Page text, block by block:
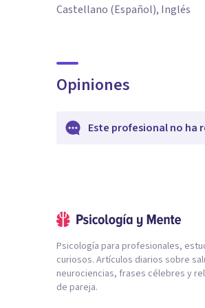
Castellano (Español), Inglés
Opiniones
Este profesional no ha
Psicología para profesionales,
curiosos. Artículos diarios sobre
neurociencias, frases célebres y
de pareja.